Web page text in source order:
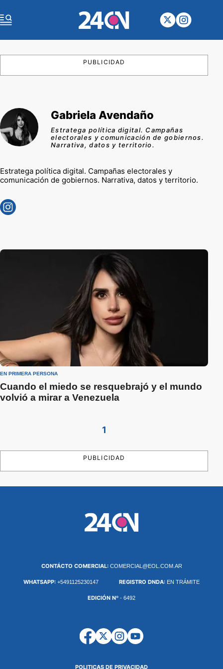
PUBLICIDAD
Gabriela Avendaño
Estratega política digital. Campañas
electorales y comunicación de gobiernos.
Narrativa, datos y territorio.
Estratega política digital. Campañas electorales y
comunicación de gobiernos. Narrativa, datos y territorio.
EN PRIMERA PERSONA
Cuando el miedo se resquebrajó y el mundo
volvió a mirar a Venezuela
1
PUBLICIDAD
CONTÁCTO COMERCIAL: COMERCIAL@EOL.COM.AR
WHATSAPP: +5491125230147 REGISTRO DNDA: EN TRÁMITE
EDICIÓN Nº - 6492
POLITICAS DE PRIVACIDAD